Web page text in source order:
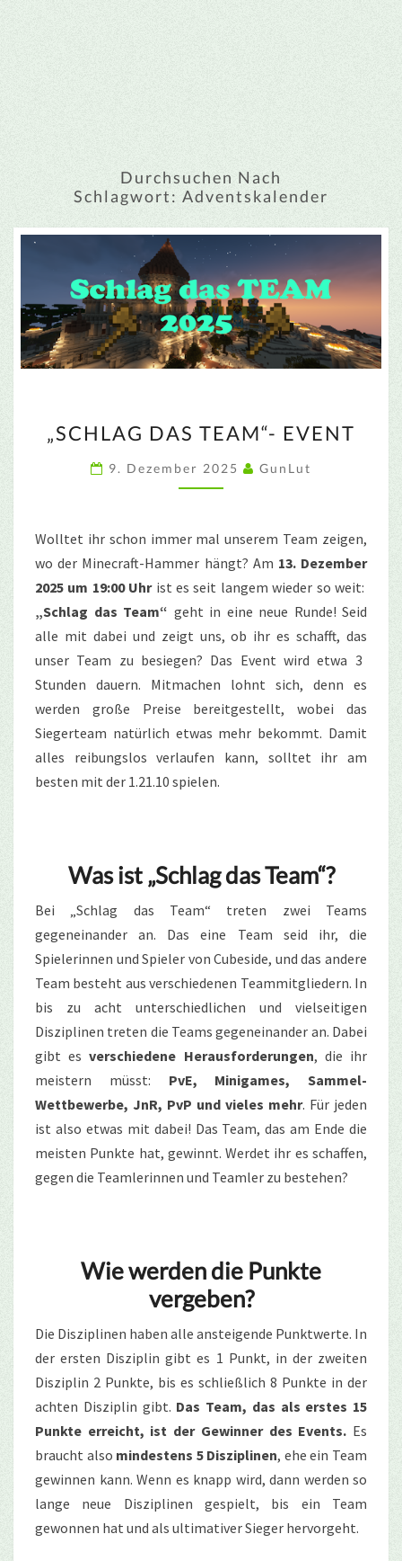
Durchsuchen Nach
Schlagwort: Adventskalender
DAS
TEAM“-
EVENT
„SCHLAG DAS TEAM“- EVENT
9. Dezember 2025 GunLut
Wolltet ihr schon immer mal unserem Team zeigen,
wo der Minecraft-Hammer hängt? Am 13. Dezember
2025 um 19:00 Uhrist es seit langem wieder so weit:
„Schlag das Team“ geht in eine neue Runde! Seid
alle mit dabei und zeigt uns, ob ihr esschafft, das
unser Team zu besiegen? Das Event wird etwa 3
Stunden dauern. Mitmachen lohnt sich, denn es
werden große Preise bereitgestellt, wobei das
Siegerteam natürlich etwas mehr bekommt. Damit
alles reibungslos verlaufen kann, solltet ihr am
besten mit der 1.21.10 spielen.
Was ist „Schlag das Team“?
Bei „Schlag das Team“ treten zwei Teams
gegeneinander an. Das eine Team seid ihr, die
Spielerinnen und Spieler von Cubeside, und das andere
Team besteht aus verschiedenen Teammitgliedern. In
bis zu acht unterschiedlichen und vielseitigen
Disziplinen treten die Teams gegeneinander an. Dabei
gibt esverschiedene Herausforderungen, die ihr
meistern müsst: PvE, Minigames, Sammel-
Wettbewerbe, JnR, PvP und vieles mehr. Für jeden
ist also etwas mit dabei! Das Team, das am Ende die
meisten Punkte hat, gewinnt. Werdet ihr es schaffen,
gegen die Teamlerinnen und Teamler zu bestehen?
Wie werden die Punkte
vergeben?
Die Disziplinen haben alle ansteigende Punktwerte. In
der ersten Disziplin gibt es 1 Punkt, in der zweiten
Disziplin 2 Punkte, bis es schließlich 8 Punkte in der
achten Disziplin gibt. Das Team, das als erstes 15
Punkte erreicht, ist der Gewinner des Events. Es
braucht also mindestens 5 Disziplinen, ehe ein Team
gewinnen kann. Wenn es knapp wird, dann werden so
lange neue Disziplinen gespielt, bis ein Team
gewonnen hat und als ultimativer Sieger hervorgeht.